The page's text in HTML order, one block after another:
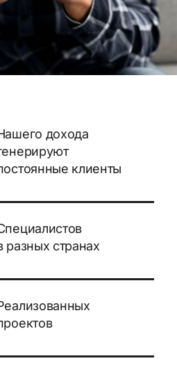
дохода
клиенты
разных странах